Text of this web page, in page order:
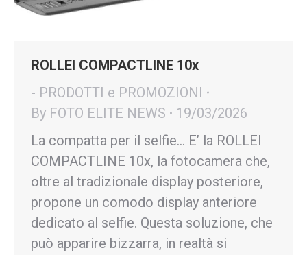
ROLLEI COMPACTLINE 10x
- PRODOTTI e PROMOZIONI
By FOTO ELITE NEWS
19/03/2026
La compatta per il selfie… E’ la ROLLEI
COMPACTLINE 10x, la fotocamera che,
oltre al tradizionale display posteriore,
propone un comodo display anteriore
dedicato al selfie. Questa soluzione, che
può apparire bizzarra, in realtà si